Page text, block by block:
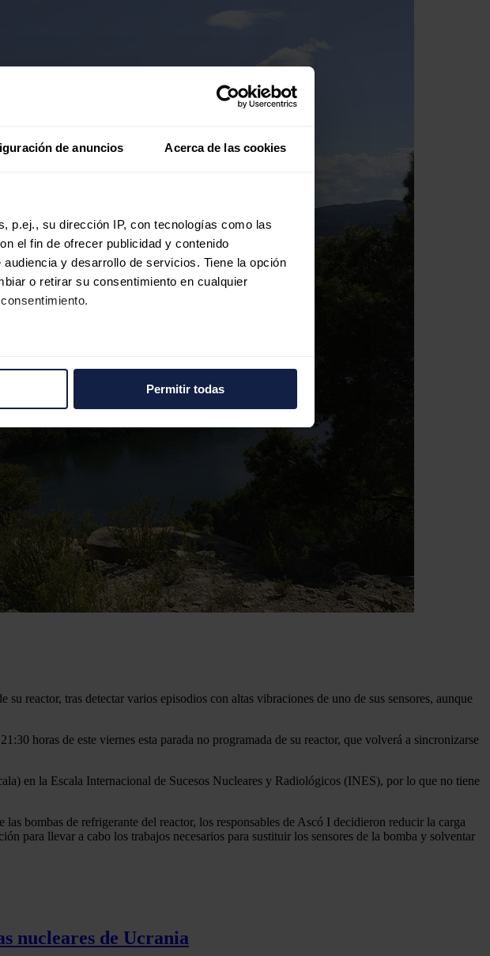
de anuncios Acerca de las cookies
p.ej., su dirección IP, con tecnologías como las
el fin de ofrecer publicidad y contenido
y desarrollo de servicios. Tiene la opción
o retirar su consentimiento en cualquier
los anuncios, ofrecer funciones de redes sociales
otra información que les haya proporcionado o
Permitir todas
reactor, tras detectar varios episodios con altas vibraciones de uno de sus sensores, aunque
horas de este viernes esta parada no programada de su reactor, que volverá a sincronizarse
en la Escala Internacional de Sucesos Nucleares y Radiológicos (INES), por lo que no tiene
bombas de refrigerante del reactor, los responsables de Ascó I decidieron reducir la carga
para llevar a cabo los trabajos necesarios para sustituir los sensores de la bomba y solventar
nucleares de Ucrania